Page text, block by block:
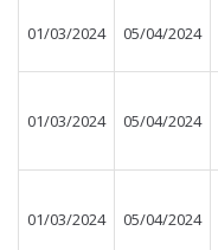
01/03/2024 05/04/2024
01/03/2024 05/04/2024
01/03/2024 05/04/2024